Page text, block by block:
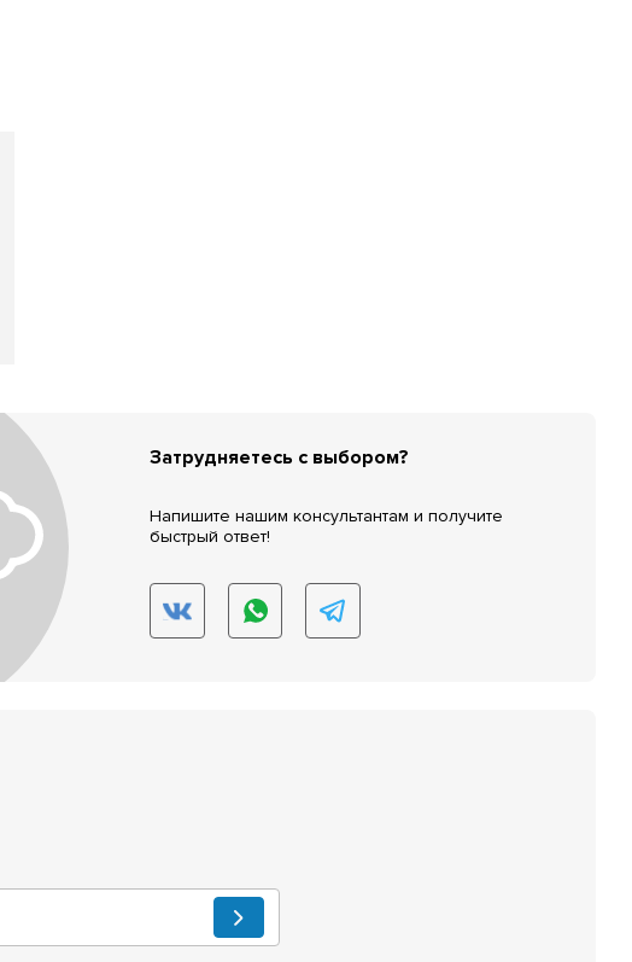
Затрудняетесь с выбором?
Напишите нашим консультантам и получите
быстрый ответ!